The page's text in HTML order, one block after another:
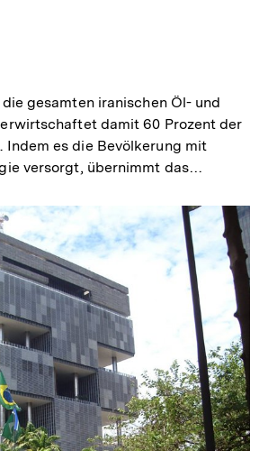
gesamten iranischen Öl- und
damit 60 Prozent der
Indem es die Bevölkerung mit
versorgt, übernimmt das…